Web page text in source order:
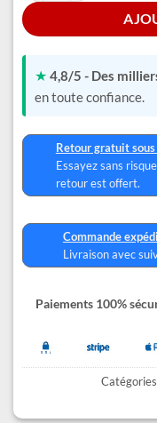
★ 4,8/5 - Des
en toute confiance.
Retour gratuit
Essayez sans
retour est offert.
Commande
Livraison avec
Paiements 100%